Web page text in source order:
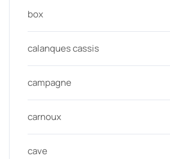
box
calanques cassis
campagne
carnoux
cave